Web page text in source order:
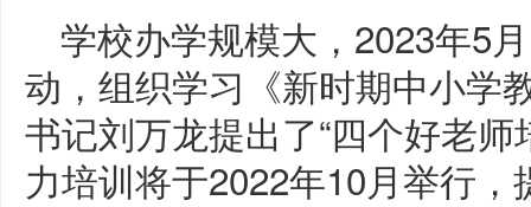
学校办学规模大，2023年5
动，组织学习《新时期中小学
书记刘万龙提出了“四个好老
力培训将于2022年10月举行